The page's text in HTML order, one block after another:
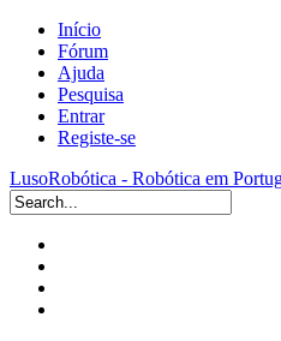
Início
Fórum
Ajuda
Pesquisa
Entrar
Registe-se
LusoRobótica - Robótica em